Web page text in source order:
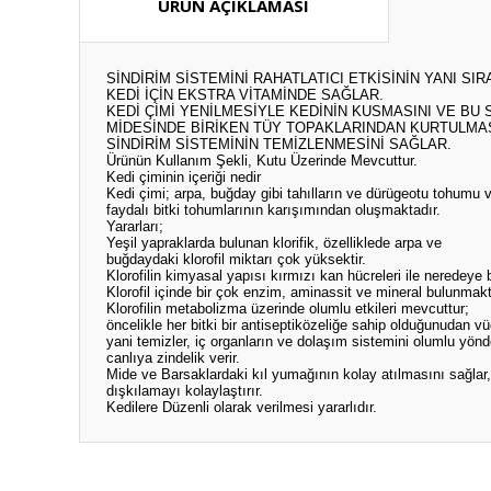
ÜRÜN AÇIKLAMASI
SİNDİRİM SİSTEMİNİ RAHATLATICI ETKİSİNİN YANI
KEDİ İÇİN EKSTRA VİTAMİNDE SAĞLAR.
KEDİ ÇİMİ YENİLMESİYLE KEDİNİN KUSMASINI VE BU
MİDESİNDE BİRİKEN TÜY TOPAKLARINDAN
SİNDİRİM SİSTEMİNİN TEMİZLENMESİNİ SAĞLAR.
Ürünün Kullanım Şekli, Kutu Üzerinde Mevcuttur.
Kedi çiminin içeriği nedir
Kedi çimi; arpa, buğday gibi tahılların ve dürügeotu tohumu
faydalı bitki tohumlarının karışımından oluşmaktadır.
Yararları;
Yeşil yapraklarda bulunan klorifik, özelliklede arpa ve
buğdaydaki klorofil miktarı çok yüksektir.
Klorofilin kimyasal yapısı kırmızı kan hücreleri ile
Klorofil içinde bir çok enzim, aminassit ve mineral
Klorofilin metabolizma üzerinde olumlu etkileri mevcuttur;
öncelikle her bitki bir antiseptiközeliğe sahip olduğunudan
yani temizler, iç organların ve dolaşım sistemini olumlu
canlıya zindelik verir.
Mide ve Barsaklardaki kıl yumağının kolay atılmasını sağlar,
dışkılamayı kolaylaştırır.
Kedilere Düzenli olarak verilmesi yararlıdır.